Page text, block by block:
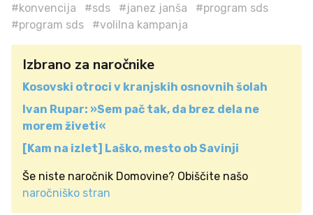
#konvencija #sds #janez janša
#program sds
#program sds
#volilna kampanja
Izbrano za naročnike
Kosovski otroci v kranjskih osnovnih šolah
Ivan Rupar: »Sem pač tak, da brez dela ne
morem živeti«
[Kam na izlet] Laško, mesto ob Savinji
Še niste naročnik Domovine? Obiščite našo
naročniško stran